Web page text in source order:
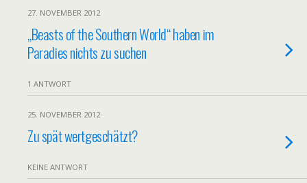
27. NOVEMBER 2012
„Beasts of the Southern World“ haben im
Paradies nichts zu suchen
1 ANTWORT
25. NOVEMBER 2012
Zu spät wertgeschätzt?
KEINE ANTWORT